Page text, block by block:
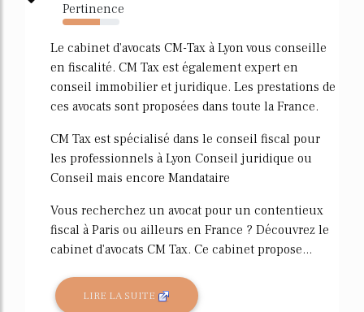
Pertinence
65%
Le cabinet d'avocats CM-Tax à Lyon vous conseille
en fiscalité. CM Tax est également expert en
conseil immobilier et juridique. Les prestations de
ces avocats sont proposées dans toute la France.
CM Tax est spécialisé dans le conseil fiscal pour
les professionnels à Lyon Conseil juridique ou
Conseil mais encore Mandataire
Vous recherchez un avocat pour un contentieux
fiscal à Paris ou ailleurs en France ? Découvrez le
cabinet d'avocats CM Tax. Ce cabinet propose...
LIRE LA SUITE